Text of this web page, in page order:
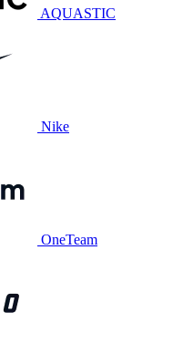
AQUASTIC
Nike
OneTeam